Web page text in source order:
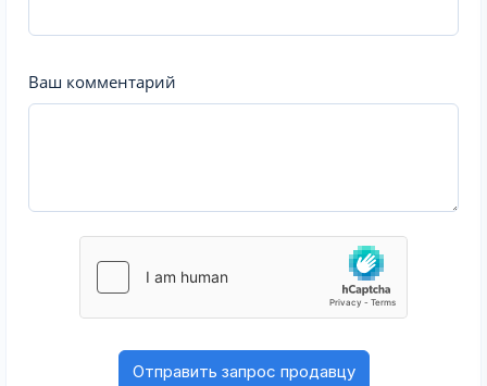
Ваш комментарий